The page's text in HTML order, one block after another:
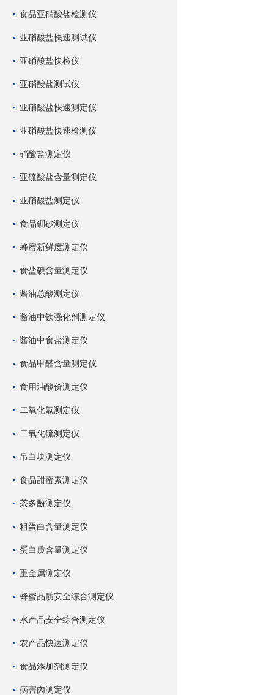
食品亚硝酸盐检测仪
亚硝酸盐快速测试仪
亚硝酸盐快检仪
亚硝酸盐测试仪
亚硝酸盐快速测定仪
亚硝酸盐快速检测仪
硝酸盐测定仪
亚硫酸盐含量测定仪
亚硝酸盐测定仪
食品硼砂测定仪
蜂蜜新鲜度测定仪
食盐碘含量测定仪
酱油总酸测定仪
酱油中铁强化剂测定仪
酱油中食盐测定仪
食品甲醛含量测定仪
食用油酸价测定仪
二氧化氯测定仪
二氧化硫测定仪
吊白块测定仪
食品甜蜜素测定仪
茶多酚测定仪
粗蛋白含量测定仪
蛋白质含量测定仪
重金属测定仪
蜂蜜品质安全综合测定仪
水产品安全综合测定仪
农产品快速测定仪
食品添加剂测定仪
病害肉测定仪